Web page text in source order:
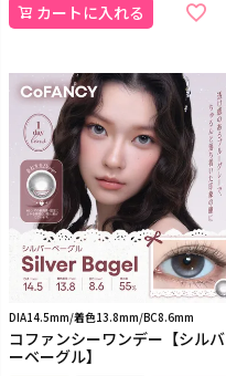
カートに入れる
DIA14.5mm/着色13.8mm/BC8.6mm
コファンシーワンデー【シルバ
ーベーグル】